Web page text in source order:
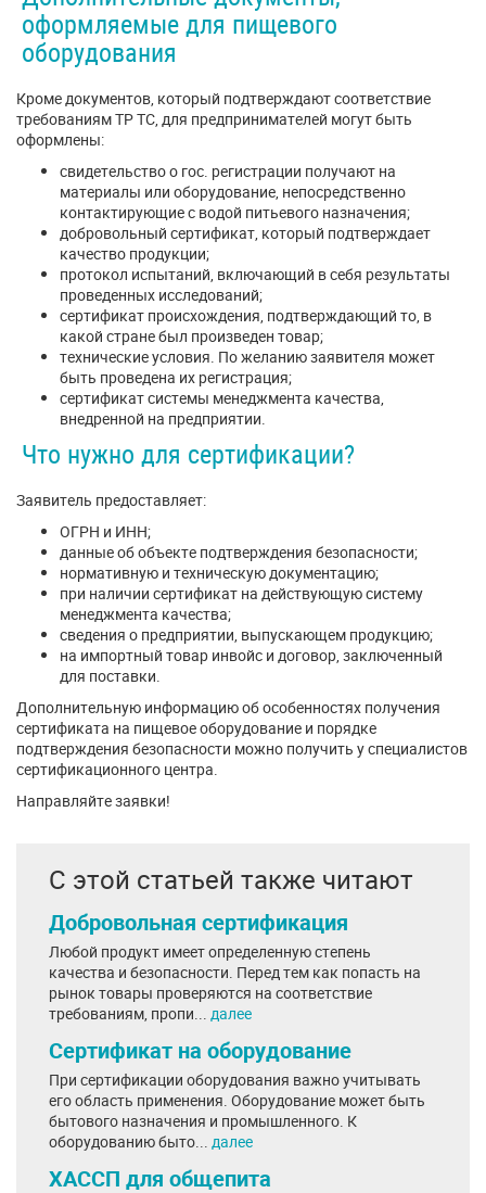
оформляемые для пищевого
оборудования
Кроме документов, который подтверждают соответствие
требованиям ТР ТС, для предпринимателей могут быть
оформлены:
свидетельство о гос. регистрации получают на
материалы или оборудование, непосредственно
контактирующие с водой питьевого назначения;
добровольный сертификат, который подтверждает
качество продукции;
протокол испытаний, включающий в себя результаты
проведенных исследований;
сертификат происхождения, подтверждающий то, в
какой стране был произведен товар;
технические условия. По желанию заявителя может
быть проведена их регистрация;
сертификат системы менеджмента качества,
внедренной на предприятии.
Что нужно для сертификации?
Заявитель предоставляет:
ОГРН и ИНН;
данные об объекте подтверждения безопасности;
нормативную и техническую документацию;
при наличии сертификат на действующую систему
менеджмента качества;
сведения о предприятии, выпускающем продукцию;
на импортный товар инвойс и договор, заключенный
для поставки.
Дополнительную информацию об особенностях получения
сертификата на пищевое оборудование и порядке
подтверждения безопасности можно получить у специалистов
сертификационного центра.
Направляйте заявки!
С этой статьей также читают
Добровольная сертификация
Любой продукт имеет определенную степень
качества и безопасности. Перед тем как попасть на
рынок товары проверяются на соответствие
требованиям, пропи... далее
Сертификат на оборудование
При сертификации оборудования важно учитывать
его область применения. Оборудование может быть
бытового назначения и промышленного. К
оборудованию быто... далее
ХАССП для общепита